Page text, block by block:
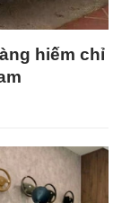
hiếm chỉ